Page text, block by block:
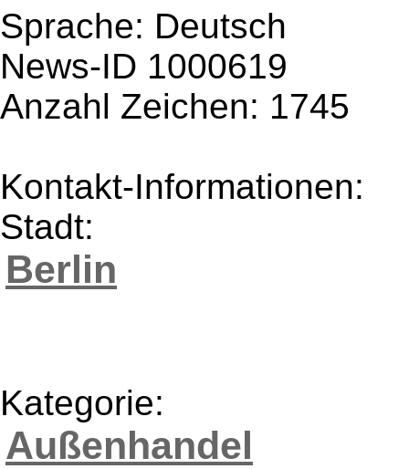
Sprache: Deutsch
News-ID 1000619
Anzahl Zeichen: 1745
Kontakt-Informationen:
Stadt:
Berlin
Kategorie:
Außenhandel